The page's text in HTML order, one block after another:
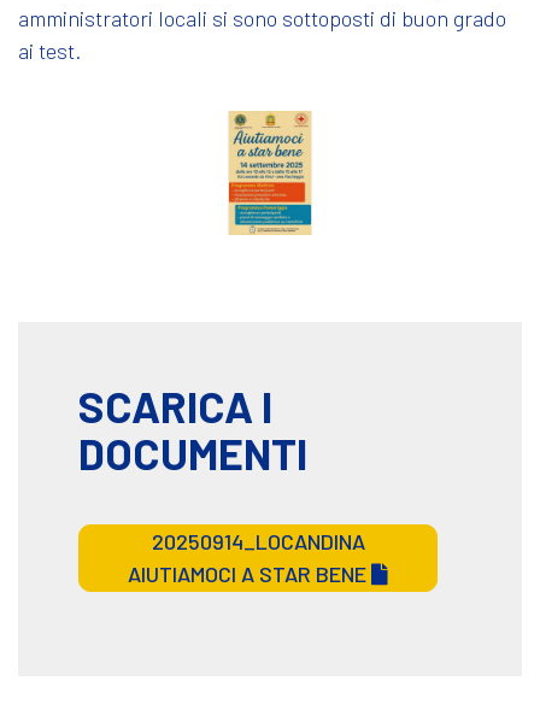
amministratori locali si sono sottoposti di buon grado
ai test.
SCARICA I
DOCUMENTI
20250914_LOCANDINA
AIUTIAMOCI A STAR BENE